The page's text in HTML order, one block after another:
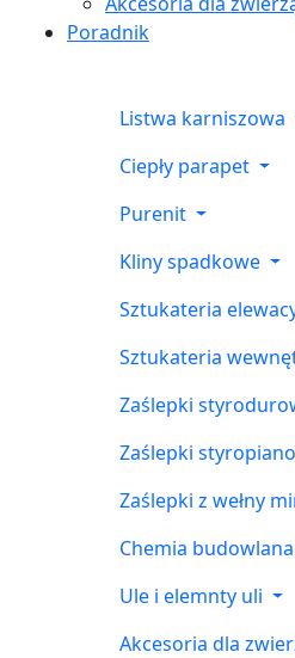
Poradnik
Listwa karniszowa
Ciepły parapet
Purenit
Kliny spadkowe
Sztukateria
Sztukateria
Zaślepki
Zaślepki
Zaślepki z wełny
Chemia
Ule i elemnty uli
Akcesoria dla